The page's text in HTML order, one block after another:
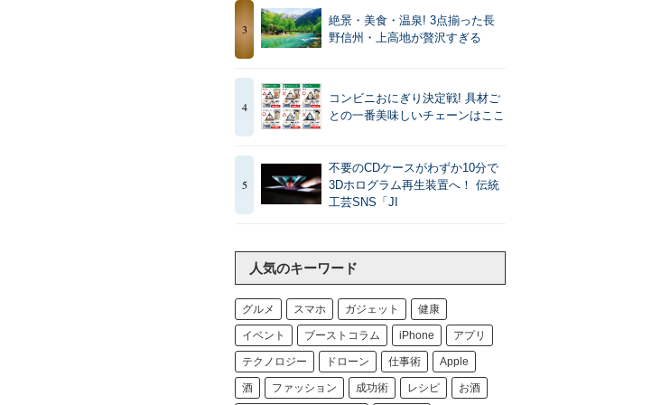
3
絶景・美食・温泉! 3点揃った長
野信州・上高地が贅沢すぎる
4
コンビニおにぎり決定戦! 具材ご
との一番美味しいチェーンはここ
5
不要のCDケースがわずか10分で
3Dホログラム再生装置へ！ 伝統
工芸SNS「JI
人気のキーワード
グルメ スマホ ガジェット 健康
イベント ブーストコラム iPhone アプリ
テクノロジー ドローン 仕事術 Apple
酒 ファッション 成功術 レシピ お酒